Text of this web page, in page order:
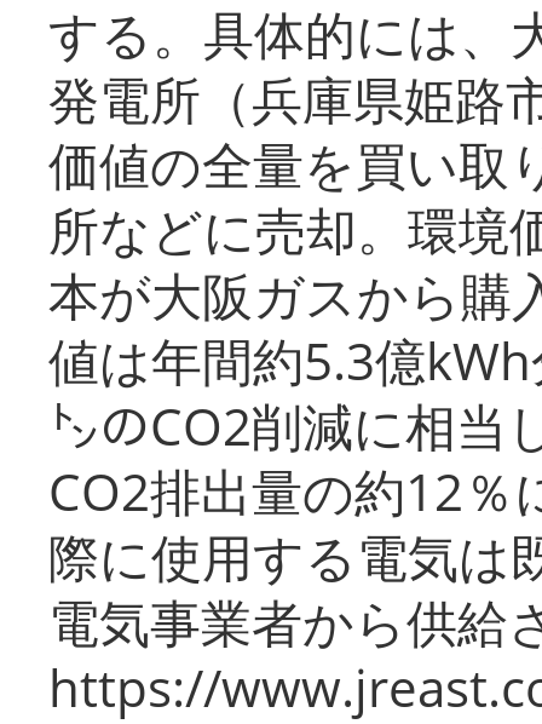
する。具体的には、
発電所（兵庫県姫路
価値の全量を買い取
所などに売却。環境
本が大阪ガスから購
値は年間約5.3億
㌧のCO2削減に相当
CO2排出量の約12％
際に使用する電気は
電気事業者から供給
https://